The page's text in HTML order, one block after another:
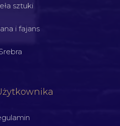
sztuki
i fajans